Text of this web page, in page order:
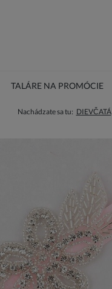
TALÁRE NA PROMÓCIE
Nachádzate sa tu: DIEVČATÁ